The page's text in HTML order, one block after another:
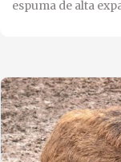
espuma de alta